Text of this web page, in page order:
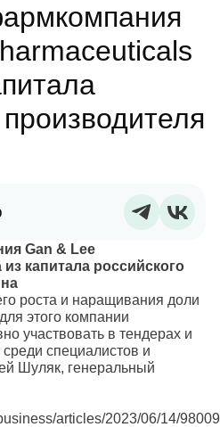
Gan & Lee
капитала российского
роста и наращивания доли
этого компании
участвовать в тендерах и
среди специалистов и
Шуляк, генеральный
articles/2023/06/14/